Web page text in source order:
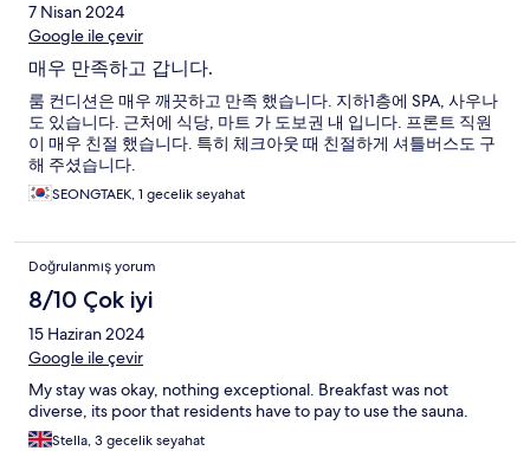
7 Nisan 2024
Google ile çevir
매우 만족하고 갑니다.
룸 컨디션은 매우 깨끗하고 만족 했습니다. 지하1층에 SPA, 사우나
도 있습니다. 근처에 식당, 마트 가 도보권 내 입니다. 프론트 직원
이 매우 친절 했습니다. 특히 체크아웃 때 친절하게 셔틀버스도 구
해 주셨습니다.
SEONGTAEK, 1 gecelik seyahat
Doğrulanmış yorum
8/10 Çok iyi
15 Haziran 2024
Google ile çevir
My stay was okay, nothing exceptional. Breakfast was not
diverse, its poor that residents have to pay to use the sauna.
Stella, 3 gecelik seyahat